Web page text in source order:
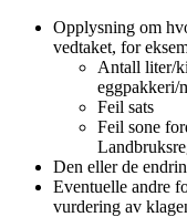
Opplysning om
vedtaket, for
Antall liter/
eggpakkeri/
Feil sats
Feil sone
Den eller de
Eventuelle andre
vurdering av